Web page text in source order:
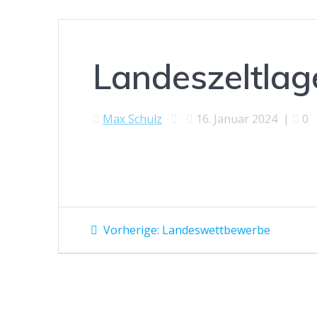
Max Schulz 16. Januar 2024| 0
Beitragsnavigation
Vorherige: Vorheriger
Landeswettbewerbe